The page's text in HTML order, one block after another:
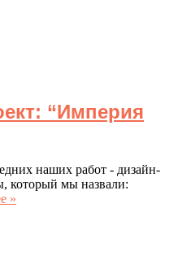
“Империя
наших работ - дизайн-
который мы назвали:
»